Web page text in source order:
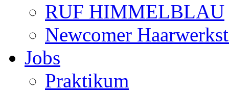
RUF HIMMELBLAU
Newcomer
Jobs
Praktikum